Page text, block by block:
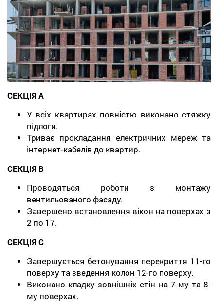
СЕКЦІЯ A
У всіх квартирах повністю виконано стяжку
підлоги.
Триває прокладання електричних мереж та
інтернет-кабелів до квартир.
СЕКЦІЯ B
Проводяться роботи з монтажу
вентильованого фасаду.
Завершено встановлення вікон на поверхах з
2 по 17.
СЕКЦІЯ C
Завершується бетонування перекриття 11-го
поверху та зведення колон 12-го поверху.
Виконано кладку зовнішніх стін на 7-му та 8-
му поверхах.